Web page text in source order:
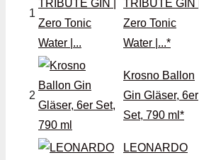
1
TRIBUTE GIN |
Zero Tonic
Water |...*
2
Krosno Ballon
Gin Gläser, 6er
Set, 790 ml*
LEONARDO